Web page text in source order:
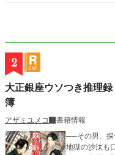
2
大正銀座ウソつき推理
簿
アザミユメコ
書籍情報
──その男、探
地獄の沙汰も